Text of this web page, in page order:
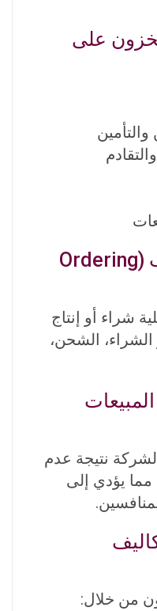
على
والتأمين
5. ما هي تكلفة الطلب (Ordering
شراء أو إنتاج
الشحن،
نتيجة عدم
يؤدي إلى
من خلال: